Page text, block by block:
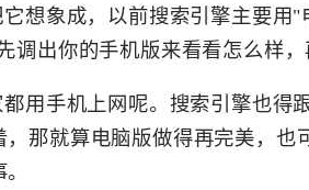
想象成，以前搜索引擎主要用
出你的手机版来看看怎么样，
用手机上网呢。搜索引擎也得
那就算电脑版做得再完美，也